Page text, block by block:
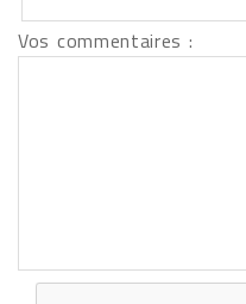
Vos commentaires :